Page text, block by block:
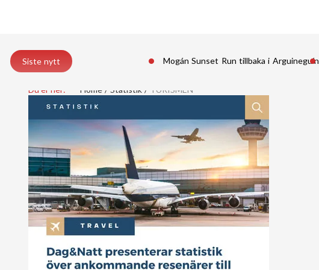
Siste nytt Mogán Sunset Run tillbaka i Arguineguín
Du er her: Home Statistik TURISMEN